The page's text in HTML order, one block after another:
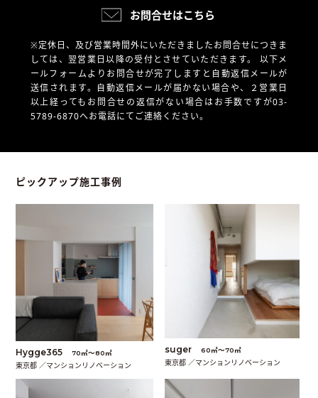
お問合せはこちら
※定休日、及び営業時間外にいただきましたお問合せにつきま
しては、翌営業日以降の受付とさせていただきます。 以下メ
ールフォームよりお問合せが完了しますと自動返信メールが
送信されます。自動返信メールが届かない場合や、
２営業日
以上経ってもお問合せの返信がない場合はお手数ですが03-
5789-6870へお電話にてご連絡ください。
ピックアップ施工事例
Hygge365 70㎡〜80㎡
東京都 ／マンションリノベーション
suger 60㎡〜70㎡
東京都 ／マンションリノベーション